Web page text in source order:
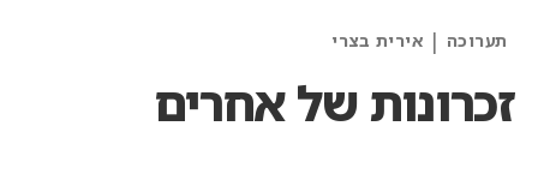
Artists
תערוכה | אירית בצרי
זכרונות של אחרים